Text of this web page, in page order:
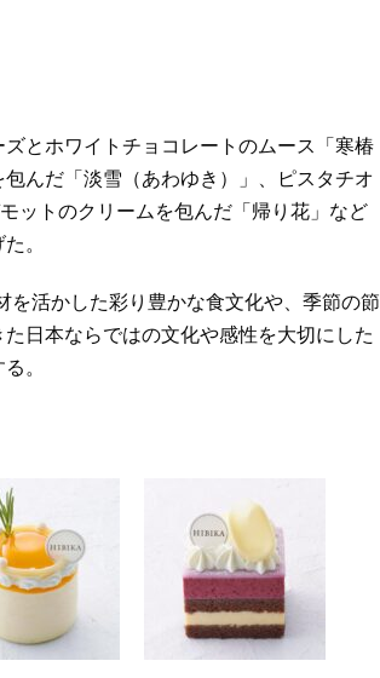
とホワイトチョコレートのムース「寒椿
んだ「淡雪（あわゆき）」、ピスタチオ
ットのクリームを包んだ「帰り花」など
。
を活かした彩り豊かな食文化や、季節の節
日本ならではの文化や感性を大切にした
。